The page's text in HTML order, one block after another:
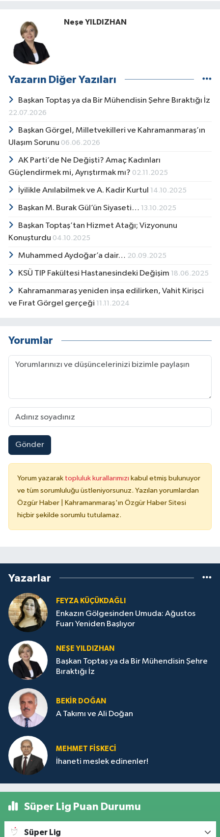
Neşe YILDIZHAN
Yazarın Diğer Yazıları
Başkan Toptaş ya da Bir Mühendisin Şehre Bıraktığı İz
22.07.2026
Başkan Görgel, Milletvekilleri ve Kahramanmaraş’ın
Ulaşım Sorunu 06.06.2026
AK Parti’de Ne Değişti? Amaç Kadınları
Güçlendirmek mi, Ayrıştırmak mı? 02.11.2025
İyilikle Anılabilmek ve A. Kadir Kurtul 14.10.2025
Başkan M. Burak Gül’ün Siyaseti… 13.10.2025
Başkan Toptaş’tan Hizmet Atağı; Vizyonunu
Konuşturdu 04.10.2025
Muhammed Aydoğar’a dair… 20.09.2025
KSÜ TIP Fakültesi Hastanesindeki Değişim 18.06.2025
Kahramanmaraş yeniden inşa edilirken, Vahit Kirişci
ve Fırat Görgel gerçeği 11.11.2024
Yorumlar
Gönder
Yorum yazarak topluluk kurallarımızı kabul etmiş bulunuyor
ve tüm sorumluluğu üstleniyorsunuz. Yazılan yorumlardan
Özgür Haber | Kahramanmaraş'ın Özgür Haber Sitesi
hiçbir şekilde sorumlu tutulamaz.
Yazarlar
FEYZA KÜÇÜKDAĞLI
Enkazın Gölgesinden Umuda: Ağustos
Fuarı Yeniden Başlıyor
NEŞE YILDIZHAN
Başkan Toptaş ya da Bir Mühendisin Şehre
Bıraktığı İz
BEKIR DOĞAN
A Takımı ve Ali Doğan
MEHMET FİSKECİ
İhaneti meslek edinenler!
Süper Lig Puan Durumu
Süper Lig